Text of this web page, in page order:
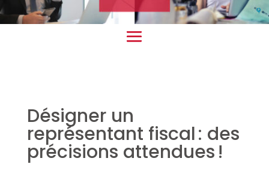
Désigner un
représentant fiscal : des
précisions attendues !